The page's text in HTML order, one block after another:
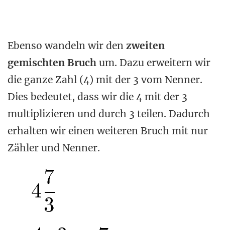
Ebenso wandeln wir den zweiten
gemischten Bruch um. Dazu erweitern wir
die ganze Zahl (4) mit der 3 vom Nenner.
Dies bedeutet, dass wir die 4 mit der 3
multiplizieren und durch 3 teilen. Dadurch
erhalten wir einen weiteren Bruch mit nur
Zähler und Nenner.